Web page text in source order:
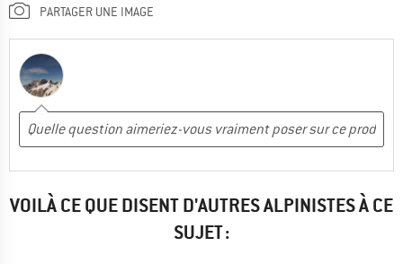
PARTAGER UNE IMAGE
VOILÀ CE QUE DISENT D'AUTRES ALPINISTES À CE
SUJET :